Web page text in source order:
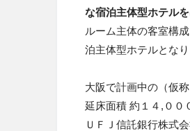
な宿泊主体型ホテル
ルーム主体の客室構
泊主体型ホテルとなり
大阪で計画中の（仮
延床面積 約１４ , ００
ＵＦＪ信託銀行株式